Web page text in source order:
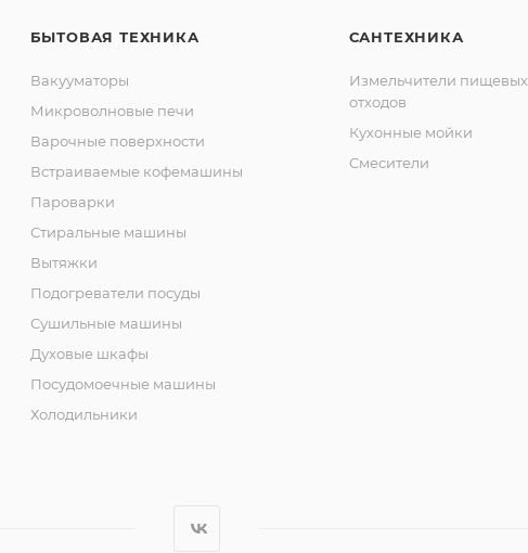
БЫТОВАЯ ТЕХНИКА
Вакууматоры
Микроволновые печи
Варочные поверхности
Встраиваемые кофемашины
Пароварки
Стиральные машины
Вытяжки
Подогреватели посуды
Сушильные машины
Духовые шкафы
Посудомоечные машины
Холодильники
САНТЕХНИКА
Измельчители пищевых
отходов
Кухонные мойки
Смесители